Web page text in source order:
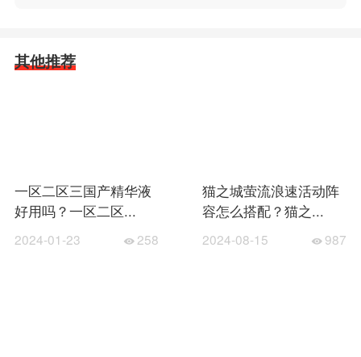
其他推荐
一区二区三国产精华液
好用吗？一区二区...
2024-01-23 258
猫之城萤流浪速活动阵
容怎么搭配？猫之...
2024-08-15 987